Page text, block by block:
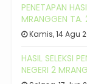
PENETAPAN
MRANGGEN
Kamis, 14 Agu
HASIL SELEKSI
NEGERI 2